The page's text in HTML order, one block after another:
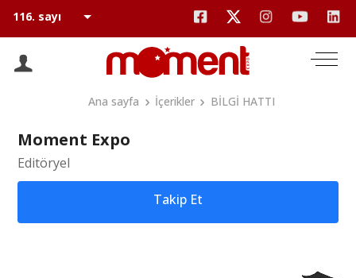
Ana sayfa İçerikler BİLGİ HATTI
Moment Expo
Editöryel
Takip Et